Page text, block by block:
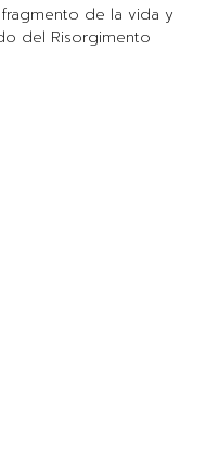
de la vida y
del Risorgimento